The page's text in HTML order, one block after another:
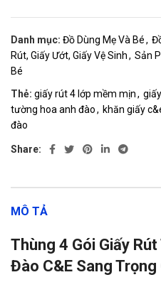
Danh mục: Đồ Dùng Mẹ Và Bé,
Rút, Giấy Ướt, Giấy Vệ Sinh, Sản
Bé
Thẻ: giấy rút 4 lớp mềm mịn,
tường hoa anh đào, khăn giấy
đào
Share:
MÔ TẢ
Thùng 4 Gói Giấy
Đào C&E Sang